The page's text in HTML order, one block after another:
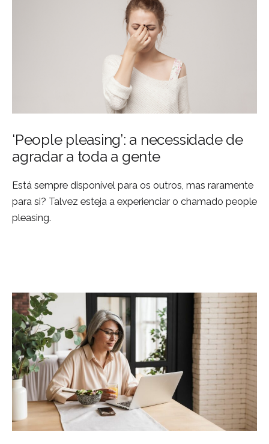
‘People pleasing’: a necessidade de
agradar a toda a gente
Está sempre disponível para os outros, mas raramente
para si? Talvez esteja a experienciar o chamado people
pleasing.